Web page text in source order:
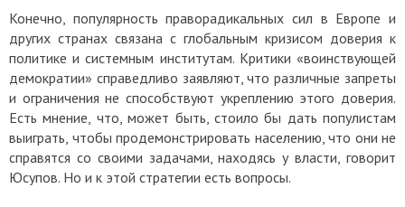
Конечно, популярность праворадикальных сил в Европе и
других странах связана с глобальным кризисом доверия к
политике и системным институтам. Критики «воинствующей
демократии» справедливо заявляют, что различные запреты
и ограничения не способствуют укреплению этого доверия.
Есть мнение, что, может быть, стоило бы дать популистам
выиграть, чтобы продемонстрировать населению, что они не
справятся со своими задачами, находясь у власти, говорит
Юсупов. Но и к этой стратегии есть вопросы.